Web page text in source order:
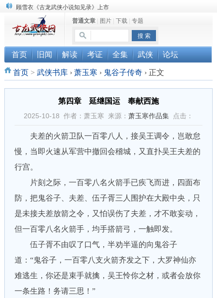
顾雪衣《古龙武侠小说知见录》上市
“武侠书库”查缺补漏活动圆满结束
《古龙小说原貌探究》修订版已上市
普通文章| 图片| 下载| 专题
首页 旧闻 解读 考证 全集 武侠 论坛
首页> 武侠书库 › 萧玉寒 › 鬼谷子传奇 ›正文
第四章 延继国运 奉献西施
2025-10-18 作者：萧玉寒 来源： 萧玉寒作品集点击：
夫差的火箭卫队一百零八人，接吴王调令，岂敢怠
慢，当即火速从军营中撤回会稽城，又直扑吴王夫差的
行宫。
片刻之际，一百零八名火箭手已疾飞而进，四面布
防，把鬼谷子、夫差、伍子胥三人围护在大殿中央，只
是未接夫差放箭之令，又怕误伤了夫差，才不敢妄动，
但一百零八名火箭手，均手搭箭弓，一触即发。
伍子胥不由叹了口气，半劝半逼的向鬼谷子
道：“鬼谷子，一百零八支火箭齐发之下，大罗神仙亦
难逃生，你还是束手就擒，吴王怜你之材，或者会放你
一条生路！务请三思！”